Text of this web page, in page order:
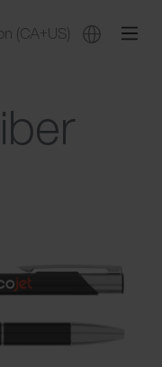
(CA+US)